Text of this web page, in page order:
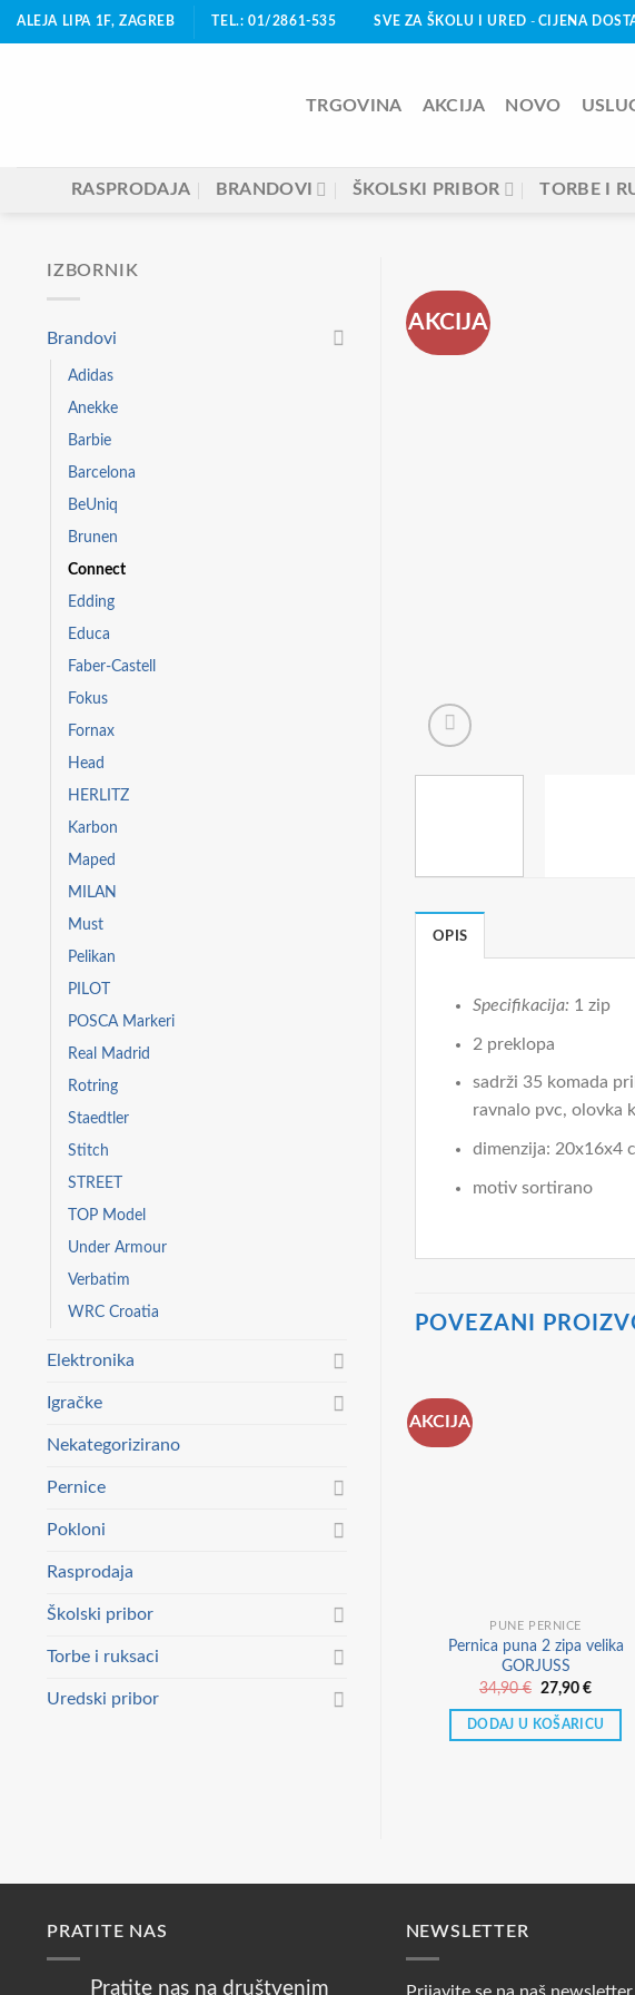
Skip
to
ALEJA LIPA 1F, ZAGREB TEL.: 01/2861-535 SVE ZA ŠKOLU I URED - CIJENA
TRGOVINA AKCIJA NOVO
RASPRODAJA BRANDOVI ŠKOLSKI PRIBOR TORBE I
IZBORNIK
Brandovi
Adidas
Anekke
Barbie
Barcelona
BeUniq
Brunen
Connect
Edding
Educa
Faber-Castell
Fokus
Fornax
Head
HERLITZ
Karbon
Maped
MILAN
Must
Pelikan
PILOT
POSCA Markeri
Real Madrid
Rotring
Staedtler
Stitch
STREET
TOP Model
Under Armour
Verbatim
WRC Croatia
Elektronika
Igračke
Nekategorizirano
Pernice
Pokloni
Rasprodaja
Školski pribor
Torbe i ruksaci
Uredski pribor
AKCIJA
OPIS
Specifikacija: 1 zip
2 preklopa
sadrži 35 komada
ravnalo pvc, olovka
dimenzija: 20x16x4
motiv sortirano
POVEZANI
AKCIJA
PUNE PERNICE
Pernica puna 2 zipa velika
GORJUSS
34,90€
Izvorna
bila
je:
27,90€
je:
27,90
DODAJ U KOŠARICU
PRATITE NAS
Pratite nas na društvenim
NEWSLETTER